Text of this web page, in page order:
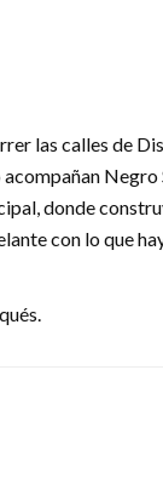
las calles de
Negro
donde
con lo que